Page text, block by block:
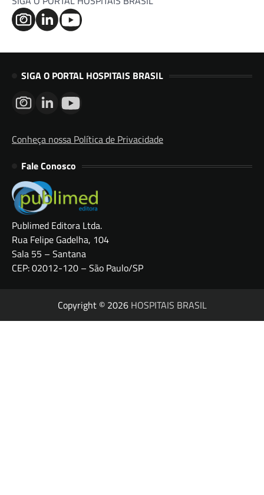
SIGA O PORTAL HOSPITAIS BRASIL
Conheça nossa Política de Privacidade
Fale Conosco
Publimed Editora Ltda.
Rua Felipe Gadelha, 104
Sala 55 – Santana
CEP: 02012-120 – São Paulo/SP
Copyright © 2026 HOSPITAIS BRASIL